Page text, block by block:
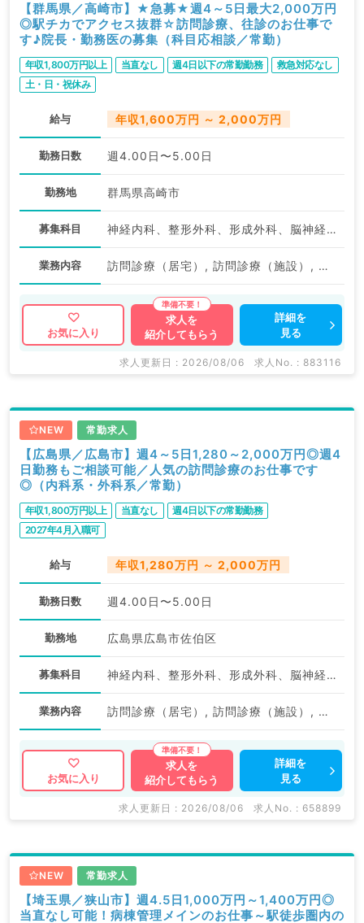
【群馬県／高崎市】★急募★週4～5日最大2,000万円
◎駅チカでアクセス抜群☆訪問診療、往診のお仕事で
す♪院長・勤務医の募集（科目応相談／常勤）
年収1,800万円以上 当直なし 週4日以下の常勤勤務
救急対応なし
土・日・祝休み
給与 年収1,600万円 ～ 2,000万円
勤務日数 週4.00日〜5.00日
勤務地 群馬県高崎市
募集科目 神経内科、整形外科、形成外科、脳神経外科、呼吸器外科、心臓血管外科、泌尿器科、一般内科、循環器内科、呼吸器内科、消化器内科、内分泌・代謝内科、腎臓内科、老年内科、血液内科、外科系全般、一般外科、消化器外科、乳腺外科、膠原病科、大腸・肛門外科
業務内容 訪問診療（居宅）, 訪問診療（施設）, その他, 往診
お気に入り
求人を
紹介してもらう
詳細を
見る
求人更新日 : 2026/08/06 求人No. : 883116
NEW 常勤求人
【広島県／広島市】週4～5日1,280～2,000万円◎週4
日勤務もご相談可能／人気の訪問診療のお仕事です
◎（内科系・外科系／常勤）
年収1,800万円以上 当直なし
週4日以下の常勤勤務
2027年4月入職可
給与 年収1,280万円 ～ 2,000万円
勤務日数 週4.00日〜5.00日
勤務地 広島県広島市佐伯区
募集科目 神経内科、整形外科、形成外科、脳神経外科、呼吸器外科、心臓血管外科、泌尿器科、一般内科、循環器内科、呼吸器内科、消化器内科、内分泌・代謝内科、腎臓内科、老年内科、血液内科、外科系全般、一般外科、消化器外科、乳腺外科、膠原病科、大腸・肛門外科
業務内容 訪問診療（居宅）, 訪問診療（施設）, その他, その他, 訪問診療（居宅）, 訪問診療（施設）
お気に入り
求人を
紹介してもらう
詳細を
見る
求人更新日 : 2026/08/06 求人No. : 658899
NEW 常勤求人
【埼玉県／狭山市】週4.5日1,000万円～1,400万円◎
当直なし可能！病棟管理メインのお仕事～駅徒歩圏内の